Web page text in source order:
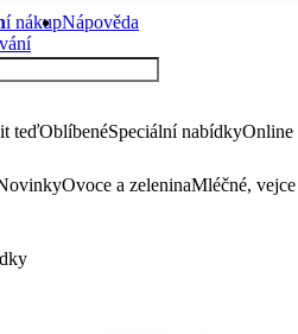
nákupNápověda
teďOblíbenéSpeciální nabídkyOnline
Ovoce a zeleninaMléčné,